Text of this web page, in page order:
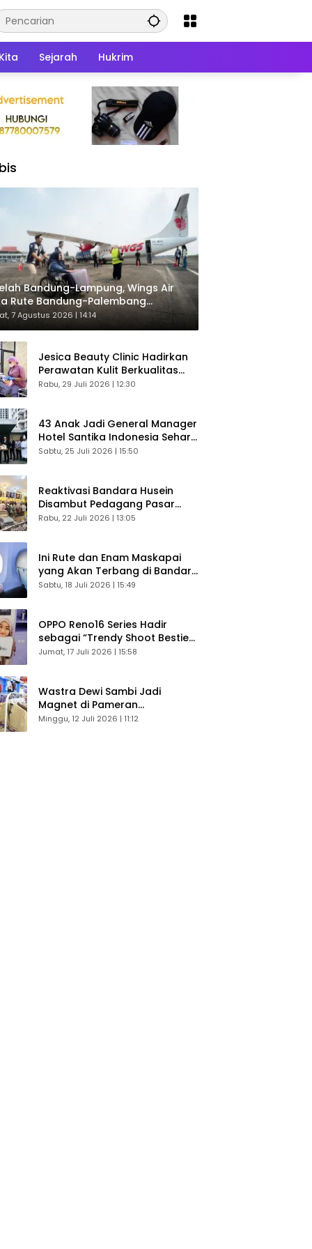
Sejarah Hukrim
Bandung-Lampung, Wings Air
Rute Bandung-Palembang
Langsung Penumpang
7 Agustus 2026 | 14:14
Jesica Beauty Clinic Hadirkan
Perawatan Kulit Berkualitas
Plus Konsultasi Gratis
Rabu, 29 Juli 2026 | 12:30
43 Anak Jadi General Manager
Hotel Santika Indonesia Sehari
Sukses Digelar
Sabtu, 25 Juli 2026 | 15:50
Reaktivasi Bandara Husein
Disambut Pedagang Pasar
Baru, Diyakini Bangkitkan
Rabu, 22 Juli 2026 | 13:05
Ini Rute dan Enam Maskapai
yang Akan Terbang di Bandara
Husein Sastranegara
Sabtu, 18 Juli 2026 | 15:49
OPPO Reno16 Series Hadir
sebagai “Trendy Shoot Bestie”,
Bikin Konten Kreator Makin
Jumat, 17 Juli 2026 | 15:58
Wastra Dewi Sambi Jadi
Magnet di Pameran
Dekranasda, Banyak Diminati
Minggu, 12 Juli 2026 | 11:12